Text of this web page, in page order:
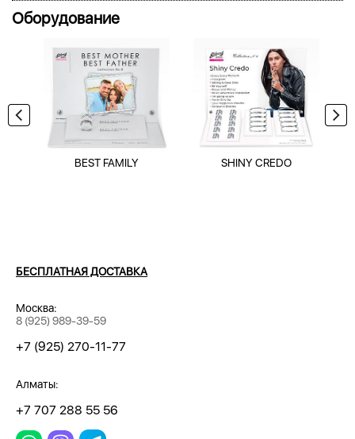
Оборудование
BEST FAMILY SHINY CREDO
БЕСПЛАТНАЯ ДОСТАВКА
Москва:
8 (925) 989-39-59
+7 (925) 270-11-77
Алматы:
+7 707 288 55 56